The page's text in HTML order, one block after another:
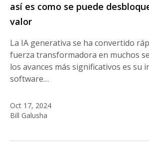
así es como se puede
valor
La IA generativa se ha convertido
fuerza transformadora en muchos
los avances más significativos es su
software…
Oct 17, 2024
Bill Galusha